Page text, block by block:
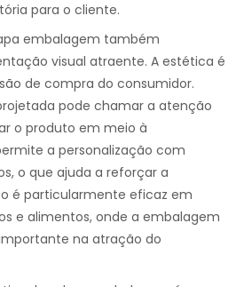
para o cliente.
embalagem também
visual atraente. A estética é
de compra do consumidor.
pode chamar a atenção
o produto em meio à
a personalização com
o que ajuda a reforçar a
é particularmente eficaz em
e alimentos, onde a embalagem
na atração do